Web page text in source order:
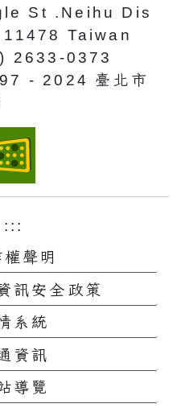
St .Neihu Dis
Taiwan
0373
- 2024 臺北市
:::
聲明
訊安全政策
系統
資訊
導覽